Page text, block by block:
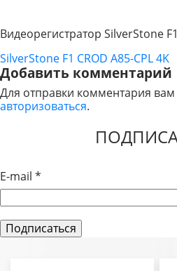
Видеорегистратор SilverStone
НАВИГАЦИЯ
ПО
ЗАПИСЯМ
SilverStone F1 CROD A85-CPL 4K
Добавить комментарий
Для отправки комментария
авторизоваться.
E-mail *